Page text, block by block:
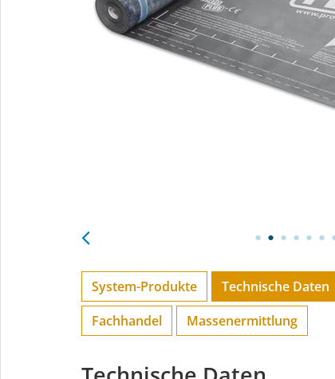
System-Produkte Technische Daten
Fachhandel
Massenermittlung